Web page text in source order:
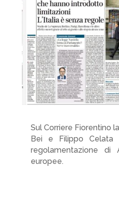
Sul Corriere Fiorentino
Bei e Filippo Celata
regolamentazione di
europee.